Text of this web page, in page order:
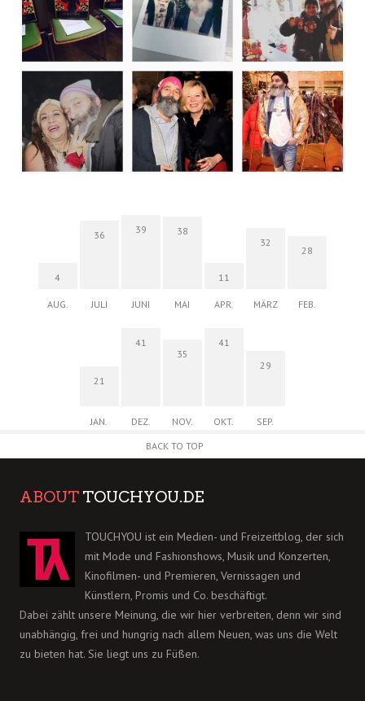
4
AUG.
36
JULI
39
JUNI
38
MAI
11
APR.
32
MÄRZ
28
FEB.
21
JAN.
41
DEZ.
35
NOV.
41
OKT.
29
SEP.
BACK TO TOP
ABOUT TOUCHYOU.DE
TOUCHYOU ist ein Medien- und Freizeitblog, der sich
mit Mode und Fashionshows, Musik und Konzerten,
Kinofilmen- und Premieren, Vernissagen und
Künstlern, Promis und Co. beschäftigt.
Dabei zählt unsere Meinung, die wir hier verbreiten, denn wir sind
unabhängig, frei und hungrig nach allem Neuen, was uns die Welt
zu bieten hat. Sie liegt uns zu Füßen.